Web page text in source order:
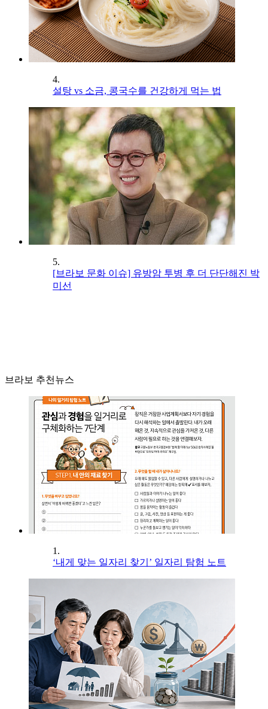
4.
설탕 vs 소금, 콩국수를 건강하게 먹는 법
5.
[브라보 문화 이슈] 유방암 투병 후 더 단단해진 박
미선
브라보 추천뉴스
1.
‘내게 맞는 일자리 찾기’ 일자리 탐험 노트